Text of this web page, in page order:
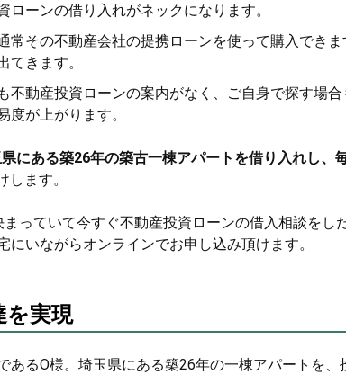
ーンの借り入れがネックになります。
常その不動産会社の提携ローンを使って購入できま
きます。
不動産投資ローンの案内がなく、ご自身で探す場合
が上がります。
にある築26年の築古一棟アパートを借り入れし、
します。
っていて今すぐ不動産投資ローンの借入相談をし
にいながらオンラインでお申し込み頂けます。
を実現
るO様。埼玉県にある築26年の一棟アパートを、